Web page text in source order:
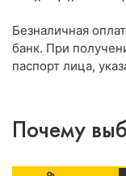
Безналичная
банк. При
паспорт лица,
Почему